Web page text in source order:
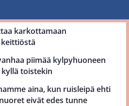
karkottamaan
piimää kylpyhuoneen
kyllä toistekin
aina, kun ruisleipä ehti
eivät edes tunne